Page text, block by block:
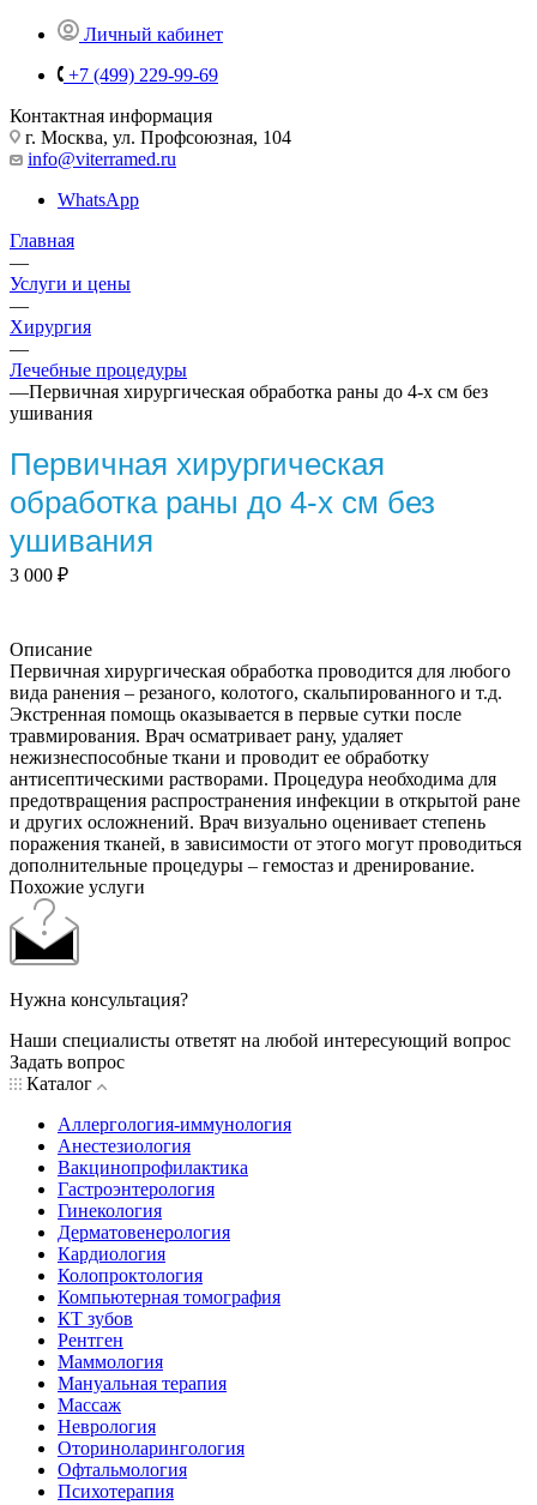
Личный кабинет
+7 (499) 229-99-69
Контактная информация
г. Москва, ул. Профсоюзная, 104
info@viterramed.ru
WhatsApp
Главная
—
Услуги и цены
—
Хирургия
—
Лечебные процедуры
—Первичная хирургическая обработка раны до 4-х см без
ушивания
Первичная хирургическая
обработка раны до 4-х см без
ушивания
3 000 ₽
Описание
Первичная хирургическая обработка проводится для любого
вида ранения – резаного, колотого, скальпированного и т.д.
Экстренная помощь оказывается в первые сутки после
травмирования. Врач осматривает рану, удаляет
нежизнеспособные ткани и проводит ее обработку
антисептическими растворами. Процедура необходима для
предотвращения распространения инфекции в открытой ране
и других осложнений. Врач визуально оценивает степень
поражения тканей, в зависимости от этого могут проводиться
дополнительные процедуры – гемостаз и дренирование.
Похожие услуги
Нужна консультация?
Наши специалисты ответят на любой интересующий вопрос
Задать вопрос
Каталог
Аллергология-иммунология
Анестезиология
Вакцинопрофилактика
Гастроэнтерология
Гинекология
Дерматовенерология
Кардиология
Колопроктология
Компьютерная томография
КТ зубов
Рентген
Маммология
Мануальная терапия
Массаж
Неврология
Оториноларингология
Офтальмология
Психотерапия